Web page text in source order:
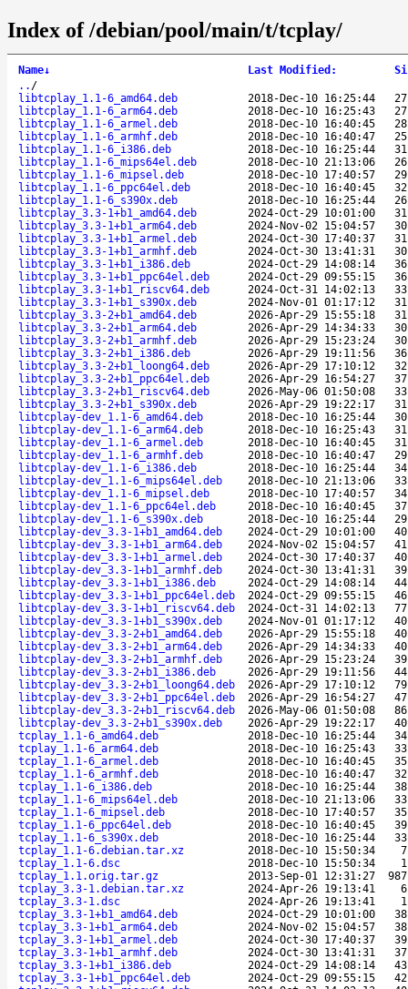
Index of /debian/pool/main/t/tcplay/
Name↓ Last Modified :
.. /
libtcplay_1.1-6_amd64.deb
2018-Dec-10 16:25:44
libtcplay_1.1-6_arm64.deb
2018-Dec-10 16:25:43
libtcplay_1.1-6_armel.deb
2018-Dec-10 16:40:45
libtcplay_1.1-6_armhf.deb
2018-Dec-10 16:40:47
libtcplay_1.1-6_i386.deb
2018-Dec-10 16:25:44
libtcplay_1.1-6_mips64el.deb
2018-Dec-10 21:13:06
libtcplay_1.1-6_mipsel.deb
2018-Dec-10 17:40:57
libtcplay_1.1-6_ppc64el.deb
2018-Dec-10 16:40:45
libtcplay_1.1-6_s390x.deb
2018-Dec-10 16:25:44
libtcplay_3.3-1+b1_amd64.deb
2024-Oct-29 10:01:00
libtcplay_3.3-1+b1_arm64.deb
2024-Nov-02 15:04:57
libtcplay_3.3-1+b1_armel.deb
2024-Oct-30 17:40:37
libtcplay_3.3-1+b1_armhf.deb
2024-Oct-30 13:41:31
libtcplay_3.3-1+b1_i386.deb
2024-Oct-29 14:08:14
libtcplay_3.3-1+b1_ppc64el.deb
2024-Oct-29 09:55:15
libtcplay_3.3-1+b1_riscv64.deb
2024-Oct-31 14:02:13
libtcplay_3.3-1+b1_s390x.deb
2024-Nov-01 01:17:12
libtcplay_3.3-2+b1_amd64.deb
2026-Apr-29 15:55:18
libtcplay_3.3-2+b1_arm64.deb
2026-Apr-29 14:34:33
libtcplay_3.3-2+b1_armhf.deb
2026-Apr-29 15:23:24
libtcplay_3.3-2+b1_i386.deb
2026-Apr-29 19:11:56
libtcplay_3.3-2+b1_loong64.deb
2026-Apr-29 17:10:12
libtcplay_3.3-2+b1_ppc64el.deb
2026-Apr-29 16:54:27
libtcplay_3.3-2+b1_riscv64.deb
2026-May-06 01:50:08
libtcplay_3.3-2+b1_s390x.deb
2026-Apr-29 19:22:17
libtcplay-dev_1.1-6_amd64.deb
2018-Dec-10 16:25:44
libtcplay-dev_1.1-6_arm64.deb
2018-Dec-10 16:25:43
libtcplay-dev_1.1-6_armel.deb
2018-Dec-10 16:40:45
libtcplay-dev_1.1-6_armhf.deb
2018-Dec-10 16:40:47
libtcplay-dev_1.1-6_i386.deb
2018-Dec-10 16:25:44
libtcplay-dev_1.1-6_mips64el.deb
2018-Dec-10 21:13:06
libtcplay-dev_1.1-6_mipsel.deb
2018-Dec-10 17:40:57
libtcplay-dev_1.1-6_ppc64el.deb
2018-Dec-10 16:40:45
libtcplay-dev_1.1-6_s390x.deb
2018-Dec-10 16:25:44
libtcplay-dev_3.3-1+b1_amd64.deb
2024-Oct-29 10:01:00
libtcplay-dev_3.3-1+b1_arm64.deb
2024-Nov-02 15:04:57
libtcplay-dev_3.3-1+b1_armel.deb
2024-Oct-30 17:40:37
libtcplay-dev_3.3-1+b1_armhf.deb
2024-Oct-30 13:41:31
libtcplay-dev_3.3-1+b1_i386.deb
2024-Oct-29 14:08:14
libtcplay-dev_3.3-1+b1_ppc64el.deb
2024-Oct-29 09:55:15
libtcplay-dev_3.3-1+b1_riscv64.deb
2024-Oct-31 14:02:13
libtcplay-dev_3.3-1+b1_s390x.deb
2024-Nov-01 01:17:12
libtcplay-dev_3.3-2+b1_amd64.deb
2026-Apr-29 15:55:18
libtcplay-dev_3.3-2+b1_arm64.deb
2026-Apr-29 14:34:33
libtcplay-dev_3.3-2+b1_armhf.deb
2026-Apr-29 15:23:24
libtcplay-dev_3.3-2+b1_i386.deb
2026-Apr-29 19:11:56
libtcplay-dev_3.3-2+b1_loong64.deb
2026-Apr-29 17:10:12
libtcplay-dev_3.3-2+b1_ppc64el.deb
2026-Apr-29 16:54:27
libtcplay-dev_3.3-2+b1_riscv64.deb
2026-May-06 01:50:08
libtcplay-dev_3.3-2+b1_s390x.deb
2026-Apr-29 19:22:17
tcplay_1.1-6_amd64.deb
2018-Dec-10 16:25:44
tcplay_1.1-6_arm64.deb
2018-Dec-10 16:25:43
tcplay_1.1-6_armel.deb
2018-Dec-10 16:40:45
tcplay_1.1-6_armhf.deb
2018-Dec-10 16:40:47
tcplay_1.1-6_i386.deb
2018-Dec-10 16:25:44
tcplay_1.1-6_mips64el.deb
2018-Dec-10 21:13:06
tcplay_1.1-6_mipsel.deb
2018-Dec-10 17:40:57
tcplay_1.1-6_ppc64el.deb
2018-Dec-10 16:40:45
tcplay_1.1-6_s390x.deb
2018-Dec-10 16:25:44
tcplay_1.1-6.debian.tar.xz
2018-Dec-10 15:50:34
tcplay_1.1-6.dsc
2018-Dec-10 15:50:34
tcplay_1.1.orig.tar.gz
2013-Sep-01 12:31:27
tcplay_3.3-1.debian.tar.xz
2024-Apr-26 19:13:41
tcplay_3.3-1.dsc
2024-Apr-26 19:13:41
tcplay_3.3-1+b1_amd64.deb
2024-Oct-29 10:01:00
tcplay_3.3-1+b1_arm64.deb
2024-Nov-02 15:04:57
tcplay_3.3-1+b1_armel.deb
2024-Oct-30 17:40:37
tcplay_3.3-1+b1_armhf.deb
2024-Oct-30 13:41:31
tcplay_3.3-1+b1_i386.deb
2024-Oct-29 14:08:14
tcplay_3.3-1+b1_ppc64el.deb
2024-Oct-29 09:55:15